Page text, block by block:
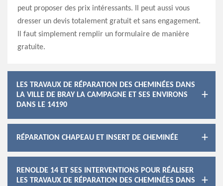
peut proposer des prix intéressants. Il peut aussi vous
dresser un devis totalement gratuit et sans engagement.
Il faut simplement remplir un formulaire de manière
gratuite.
LES TRAVAUX DE RÉPARATION DES CHEMINÉES DANS
LA VILLE DE BRAY LA CAMPAGNE ET SES ENVIRONS
DANS LE 14190
RÉPARATION CHAPEAU ET INSERT DE CHEMINÉE
RENOLDE 14 ET SES INTERVENTIONS POUR RÉALISER
LES TRAVAUX DE RÉPARATION DES CHEMINÉES DANS